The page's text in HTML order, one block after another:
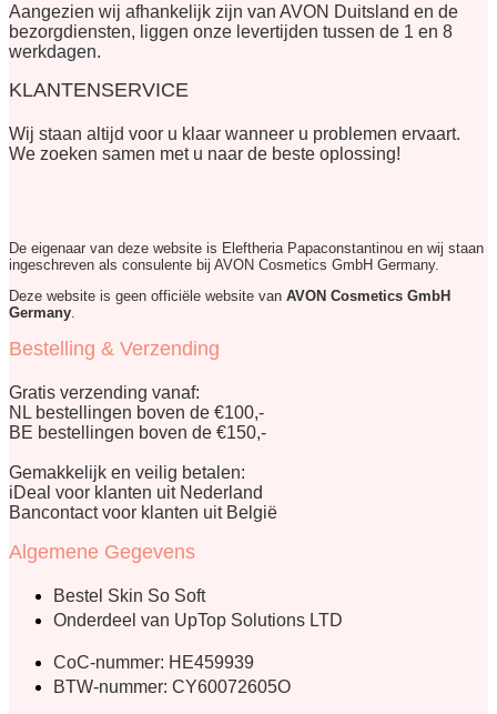
Aangezien wij afhankelijk zijn van AVON Duitsland en de
bezorgdiensten, liggen onze levertijden tussen de 1 en 8
werkdagen.
KLANTENSERVICE
Wij staan altijd voor u klaar wanneer u problemen ervaart.
We zoeken samen met u naar de beste oplossing!
De eigenaar van deze website is Eleftheria Papaconstantinou en wij staan
ingeschreven als consulente bij AVON Cosmetics GmbH Germany.
Deze website is geen officiële website van AVON Cosmetics GmbH
Germany
Bestelling & Verzending
Gratis verzending vanaf:
NL bestellingen boven de €100,-
BE bestellingen boven de €150,-
Gemakkelijk en veilig betalen:
iDeal voor klanten uit Nederland
Bancontact voor klanten uit België
Algemene Gegevens
Bestel Skin So Soft
Onderdeel van UpTop Solutions LTD
CoC-nummer: HE459939
BTW-nummer: CY60072605O